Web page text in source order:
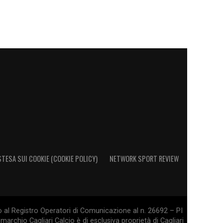
SUI COOKIE (COOKIE POLICY) NETWORK SPORT REVIEW
Registro Operatori di Comunicazione al n. 26692 – PI
Cagliari Calcio è di esclusiva proprietà di Cagliari